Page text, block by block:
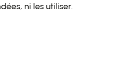
ni les utiliser.